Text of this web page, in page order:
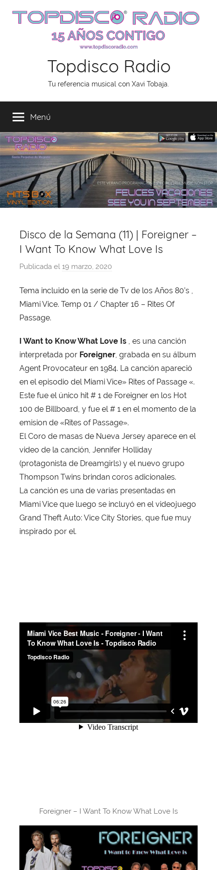
Topdisco Radio
Tu referencia musical con Xavi Tobaja.
Menú
Disco de la Semana (11) | Foreigner –
I Want To Know What Love Is
Publicada el 19 marzo, 2020
r
X
i
T
o
b
a
j
Tema incluido en la serie de Tv de los Años 80’s ,
Miami Vice. Temp 01 / Chapter 16 – Rites Of
Passage.
I Want to Know What Love Is , es una canción
interpretada por Foreigner, grabada en su álbum
Agent Provocateur en 1984. La canción apareció
en el episodio del Miami Vice» Rites of Passage «.
Este fue el único hit # 1 de Foreigner en los Hot
100 de Billboard, y fue el # 1 en el momento de la
emision de «Rites of Passage».
El Coro de masas de Nueva Jersey aparece en el
video de la canción, Jennifer Holliday
(protagonista de Dreamgirls) y el nuevo grupo
Thompson Twins brindan coros adicionales.
La canción es una de varias presentadas en
Miami Vice que luego se incluyó en el videojuego
Grand Theft Auto: Vice City Stories, que fue muy
inspirado por el.
Foreigner – I Want To Know What Love Is